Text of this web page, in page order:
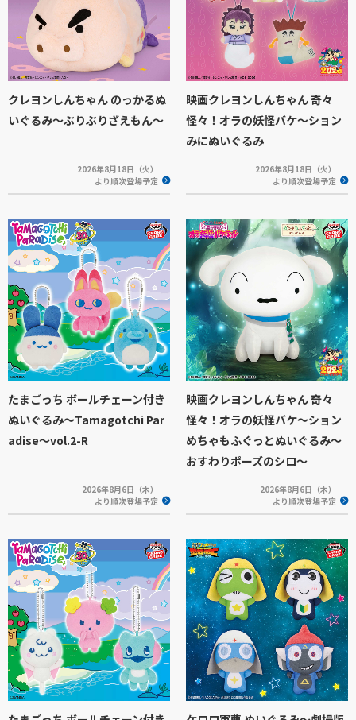
クレヨンしんちゃん のっかるぬ
いぐるみ～ぶりぶりざえもん～
2026年8月18日（火）
より順次登場予定
映画クレヨンしんちゃん 奇々
怪々！オラの妖怪バケ～ション
みにぬいぐるみ
2026年8月18日（火）
より順次登場予定
たまごっち ボールチェーン付き
ぬいぐるみ～Tamagotchi Par
adise～vol.2-R
2026年8月6日（木）
より順次登場予定
映画クレヨンしんちゃん 奇々
怪々！オラの妖怪バケ～ション
めちゃもふぐっとぬいぐるみ～
おすわりポーズのシロ～
2026年8月6日（木）
より順次登場予定